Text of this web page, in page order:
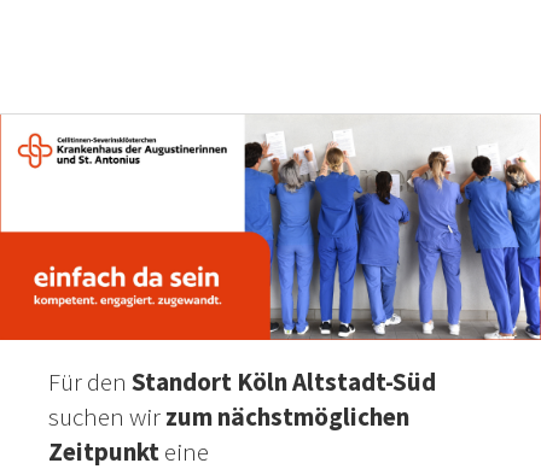
Für den Standort Köln Altstadt-Süd
suchen wirzum nächstmöglichen
Zeitpunkteine